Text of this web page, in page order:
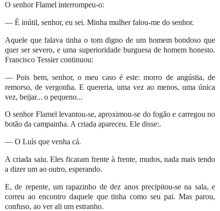
O senhor Flamel interrompeu-o:
— É inútil, senhor, eu sei. Minha mulher falou-me do senhor.
Aquele que falava tinha o tom digno de um homem bondoso que
quer ser severo, e uma superioridade burguesa de homem honesto.
Francisco Tessier continuou:
— Pois bem, senhor, o meu caso é este: morro de angústia, de
remorso, de vergonha. E quereria, uma vez ao menos, uma única
vez, beijar... o pequeno...
O senhor Flamel levantou-se, aproximou-se do fogão e carregou no
botão da campainha. A criada apareceu. Ele disse:.
— O Luís que venha cá.
A criada saiu. Eles ficaram frente à frente, mudos, nada mais tendo
a dizer um ao outro, esperando.
E, de repente, um rapazinho de dez anos precipitou-se na sala, e
correu ao encontro daquele que tinha como seu pai. Mas parou,
confuso, ao ver ali um estranho.